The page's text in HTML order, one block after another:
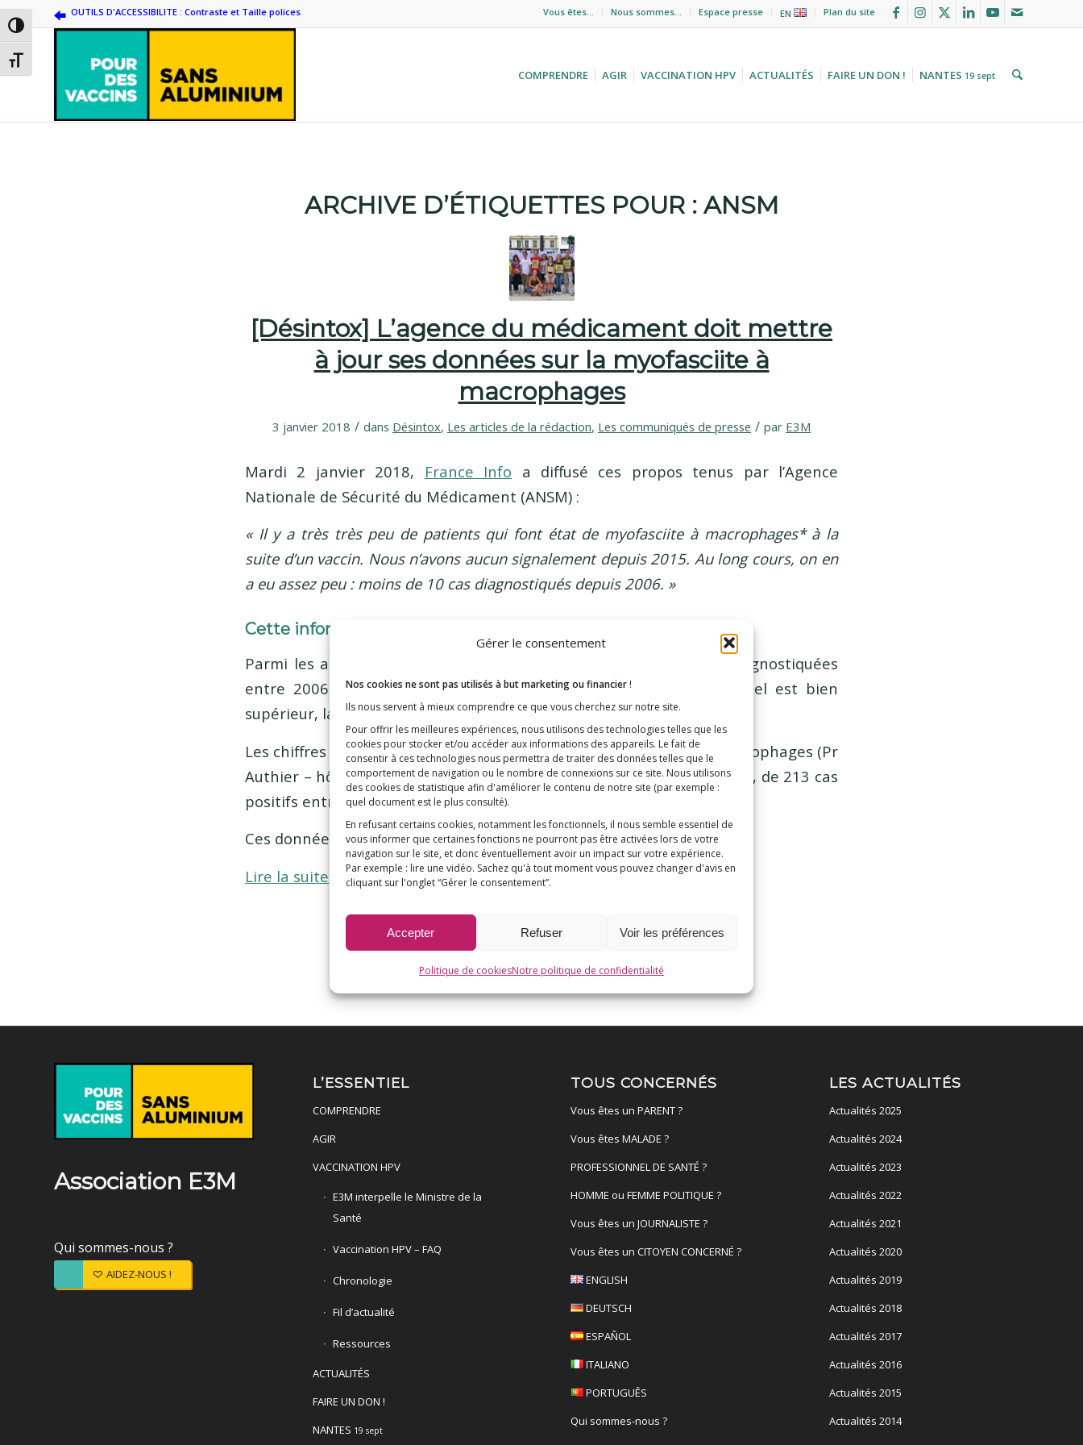
Gérer le consentement
Nos cookies ne sont pas utilisés à but marketing ou financier !
Ils nous servent à mieux comprendre ce que vous cherchez sur notre site.
Pour offrir les meilleures expériences, nous utilisons des technologies telles que les
cookies pour stocker et/ou accéder aux informations des appareils. Le fait de
consentir à ces technologies nous permettra de traiter des données telles que le
comportement de navigation ou le nombre de connexions sur ce site. Nous utilisons
des cookies de statistique afin d'améliorer le contenu de notre site (par exemple :
quel document est le plus consulté).
En refusant certains cookies, notamment les fonctionnels, il nous semble essentiel de
vous informer que certaines fonctions ne pourront pas être activées lors de votre
navigation sur le site, et donc éventuellement avoir un impact sur votre expérience.
Par exemple : lire une vidéo. Sachez qu'à tout moment vous pouvez changer d'avis en
cliquant sur l'onglet “Gérer le consentement”.
Accepter Refuser Voir les préférences
Politique de cookiesNotre politique de confidentialité
Passer en contraste élevé
Changer la taille de la police
Vous êtes… Nous sommes… Espace presse EN Plan du site
OUTILS D'ACCESSIBILITE : Contraste et Taille polices
COMPRENDRE AGIR VACCINATION HPV ACTUALITÉS FAIRE UN DON ! NANTES 19 sept
ARCHIVE D’ÉTIQUETTES POUR : ANSM
[Désintox] L’agence du médicament doit mettre
à jour ses données sur la myofasciite à
macrophages
3 janvier 2018 / dans Désintox, Les articles de la rédaction, Les communiqués de presse / par E3M
Mardi 2 janvier 2018, France Info a diffusé ces propos tenus par l’Agence
Nationale de Sécurité du Médicament (ANSM) :
« Il y a très très peu de patients qui font état de myofasciite à macrophages* à la
suite d’un vaccin. Nous n’avons aucun signalement depuis 2015. Au long cours, on en
a eu assez peu : moins de 10 cas diagnostiqués depuis 2006. »
Cette information de l’ANSM est fausse.
Parmi les adhérents de l’association E3M, 89 personnes ont été diagnostiquées
entre 2006 et 2017 (certificat de biopsie faisant foi). Le chiffre réel est bien
supérieur, la totalité des malades n’adhérant pas à l’association.
Les chiffres émanant du centre de référence sur la myofasciite à macrophages (Pr
Authier – hôpital Henri Mondor, Créteil) font état, pour ce seul centre, de 213 cas
positifs entre le 01 janvier 2006 et le 31 décembre 2017.
Ces données ne représentent que la partie émergée de l’iceberg.
Lire la suite
Association E3M
Qui sommes-nous ?
AIDEZ-NOUS !
L’ESSENTIEL
COMPRENDRE
AGIR
VACCINATION HPV
E3M interpelle le Ministre de la
Santé
Vaccination HPV – FAQ
Chronologie
Fil d’actualité
Ressources
ACTUALITÉS
FAIRE UN DON !
NANTES 19 sept
TOUS CONCERNÉS
Vous êtes un PARENT ?
Vous êtes MALADE ?
PROFESSIONNEL DE SANTÉ ?
HOMME ou FEMME POLITIQUE ?
Vous êtes un JOURNALISTE ?
Vous êtes un CITOYEN CONCERNÉ ?
ENGLISH
DEUTSCH
ESPAÑOL
ITALIANO
PORTUGUÊS
Qui sommes-nous ?
LES ACTUALITÉS
Actualités 2025
Actualités 2024
Actualités 2023
Actualités 2022
Actualités 2021
Actualités 2020
Actualités 2019
Actualités 2018
Actualités 2017
Actualités 2016
Actualités 2015
Actualités 2014